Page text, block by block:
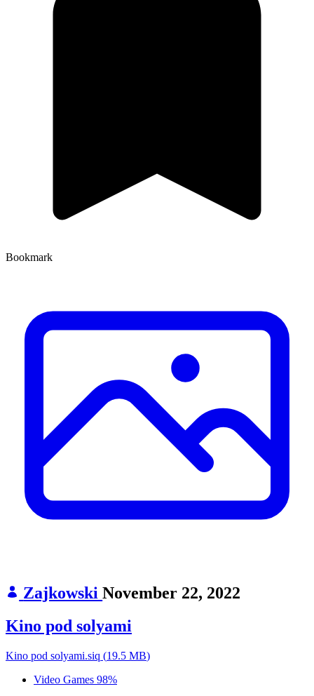
Bookmark
ZajkowskiNovember 22, 2022
Kino pod solyami
Kino pod solyami.siq (19.5 MB)
Video Games 98%